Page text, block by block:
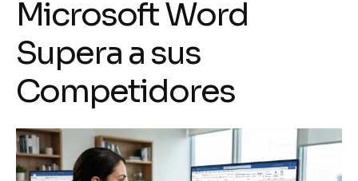
Microsoft Word
Supera a sus
Competidores